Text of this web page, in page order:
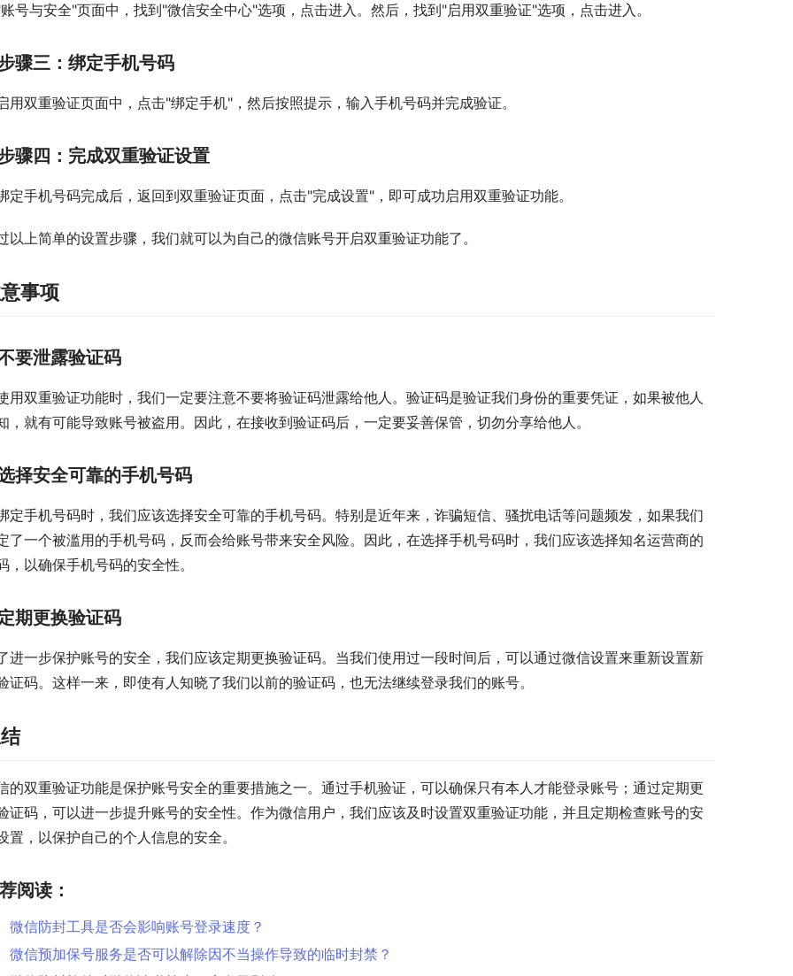
号与安全"页面中，找到"微信安全中心"选项，点击进入。然后，找到"启用双重验证"选项，点击进入。
骤三：绑定手机号码
用双重验证页面中，点击"绑定手机"，然后按照提示，输入手机号码并完成验证。
骤四：完成双重验证设置
定手机号码完成后，返回到双重验证页面，点击"完成设置"，即可成功启用双重验证功能。
以上简单的设置步骤，我们就可以为自己的微信账号开启双重验证功能了。
事项
要泄露验证码
用双重验证功能时，我们一定要注意不要将验证码泄露给他人。验证码是验证我们身份的重要凭证，如果被他人
，就有可能导致账号被盗用。因此，在接收到验证码后，一定要妥善保管，切勿分享给他人。
择安全可靠的手机号码
定手机号码时，我们应该选择安全可靠的手机号码。特别是近年来，诈骗短信、骚扰电话等问题频发，如果我们
了一个被滥用的手机号码，反而会给账号带来安全风险。因此，在选择手机号码时，我们应该选择知名运营商的
，以确保手机号码的安全性。
期更换验证码
进一步保护账号的安全，我们应该定期更换验证码。当我们使用过一段时间后，可以通过微信设置来重新设置新
证码。这样一来，即使有人知晓了我们以前的验证码，也无法继续登录我们的账号。
的双重验证功能是保护账号安全的重要措施之一。通过手机验证，可以确保只有本人才能登录账号；通过定期更
证码，可以进一步提升账号的安全性。作为微信用户，我们应该及时设置双重验证功能，并且定期检查账号的安
置，以保护自己的个人信息的安全。
阅读：
微信防封工具是否会影响账号登录速度？
微信预加保号服务是否可以解除因不当操作导致的临时封禁？